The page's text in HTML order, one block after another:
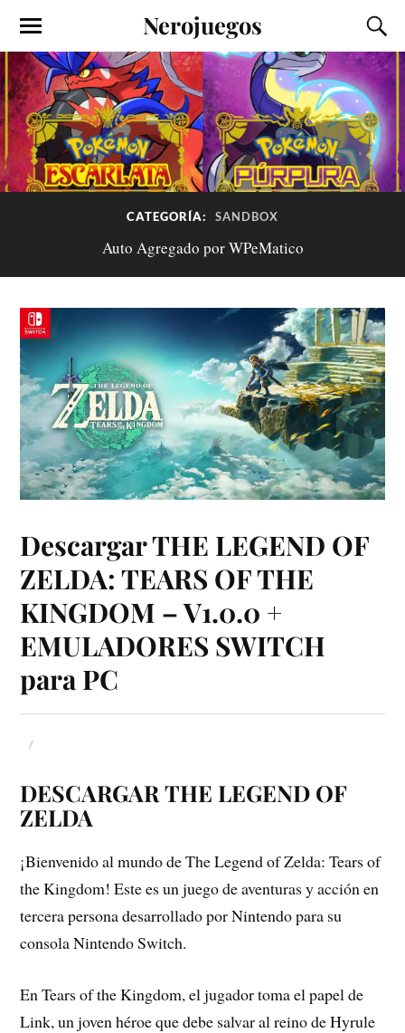
Nerojuegos
CATEGORÍA: SANDBOX
Auto Agregado por WPeMatico
Descargar THE LEGEND OF
ZELDA: TEARS OF THE
KINGDOM – V1.0.0 +
EMULADORES SWITCH
para PC
DESCARGARTHE LEGEND OF
ZELDA
¡Bienvenido al mundo de The Legend of Zelda: Tears of
the Kingdom! Este es un juego de aventuras y acción en
tercera persona desarrollado por Nintendo para su
consola Nintendo Switch.
En Tears of the Kingdom, el jugador toma el papel de
Link, un joven héroe que debe salvar al reino de Hyrule